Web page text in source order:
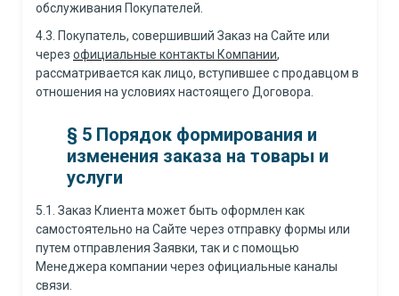
обслуживания Покупателей.
4.3. Покупатель, совершивший Заказ на Сайте или
через официальные контакты Компании,
рассматривается как лицо, вступившее с продавцом в
отношения на условиях настоящего Договора.
§ 5 Порядок формирования и
изменения заказа на товары и
услуги
5.1. Заказ Клиента может быть оформлен как
самостоятельно на Сайте через отправку формы или
путем отправления Заявки, так и с помощью
Менеджера компании через официальные каналы
связи.